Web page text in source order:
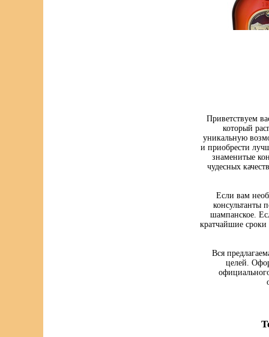
Приветствуем
который
уникальную
и приобрести
знаменитые
чудесных
Если вам
консультанты
шампанское.
кратчайшие
Вся
целей.